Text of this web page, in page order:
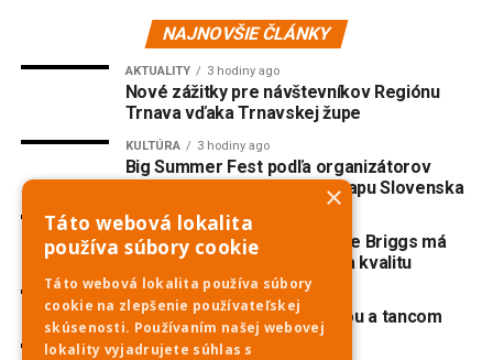
NAJNOVŠIE ČLÁNKY
AKTUALITY 3 hodiny ago
Nové zážitky pre návštevníkov Regiónu
Trnava vďaka Trnavskej župe
KULTÚRA 3 hodiny ago
Big Summer Fest podľa organizátorov
prepísal letnú festivalovú mapu Slovenska
ŠPORT 4 hodiny ago
Basketbal: Američanka Terae Briggs má
Čajkám priniesť skúsenosti a kvalitu
1 deň ago
Červeník žije spevom, hudbou a tancom
ŠPORT 1 deň ago
×
Táto webová lokalita
používa súbory cookie
Táto webová lokalita používa súbory
cookie na zlepšenie používateľskej
skúsenosti. Používaním našej webovej
lokality vyjadrujete súhlas s